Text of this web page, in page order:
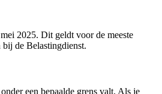
2025. Dit geldt voor de meeste
de Belastingdienst.
een bepaalde grens valt. Als je